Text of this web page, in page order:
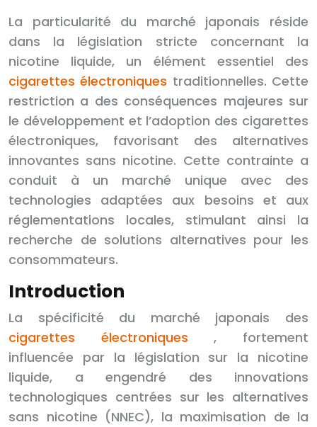
La particularité du marché japonais réside
dans la législation stricte concernant la
nicotine liquide, un élément essentiel des
cigarettes électroniques traditionnelles. Cette
restriction a des conséquences majeures sur
le développement et l’adoption des cigarettes
électroniques, favorisant des alternatives
innovantes sans nicotine. Cette contrainte a
conduit à un marché unique avec des
technologies adaptées aux besoins et aux
réglementations locales, stimulant ainsi la
recherche de solutions alternatives pour les
consommateurs.
Introduction
La spécificité du marché japonais des
cigarettes électroniques, fortement
influencée par la législation sur la nicotine
liquide, a engendré des innovations
technologiques centrées sur les alternatives
sans nicotine (NNEC), la maximisation de la